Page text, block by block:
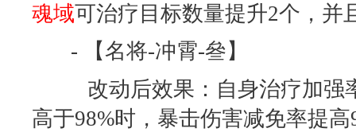
魂域可治疗目标数量提升2个，并
- 【名将-冲霄-叄】
改动后效果：自身治疗加强
高于98%时，暴击伤害减免率提高